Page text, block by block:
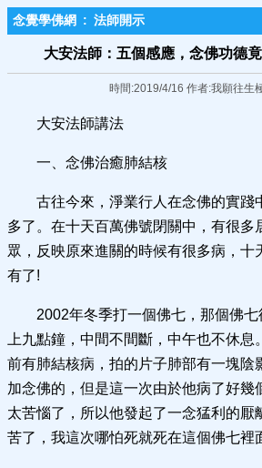
念覺學佛網 : 法師開示
大安法師：五個感應，念佛功德
時間:2019/4/16 作者:我願往生
大安法師講法
一、念佛治癒肺結核
古往今來，淨業行人在念佛的實踐
多了。在十天百萬佛號閉關中，有很多
眾，反映原來進關的時候有很多病，十
有了!
2002年冬季打一個佛七，那個佛
上九點鐘，中間不間斷，中午也不休息
前有肺結核病，拍的片子肺部有一塊陰
加念佛的，但是這一次由於他病了好幾
太苦惱了，所以他發起了一念猛利的厭
苦了，我這次哪怕死就死在這個佛七裡